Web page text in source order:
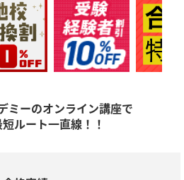
ミーのオンライン講座で
ルート一直線！！